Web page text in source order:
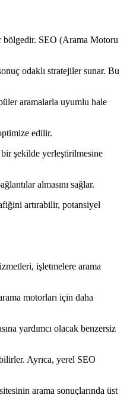
bölgedir. SEO (Arama Motoru
odaklı stratejiler sunar. Bu
aramalarla uyumlu hale
edilir.
şekilde yerleştirilmesine
almasını sağlar.
artırabilir, potansiyel
işletmelere arama
motorları için daha
yardımcı olacak benzersiz
Ayrıca, yerel SEO
arama sonuçlarında üst